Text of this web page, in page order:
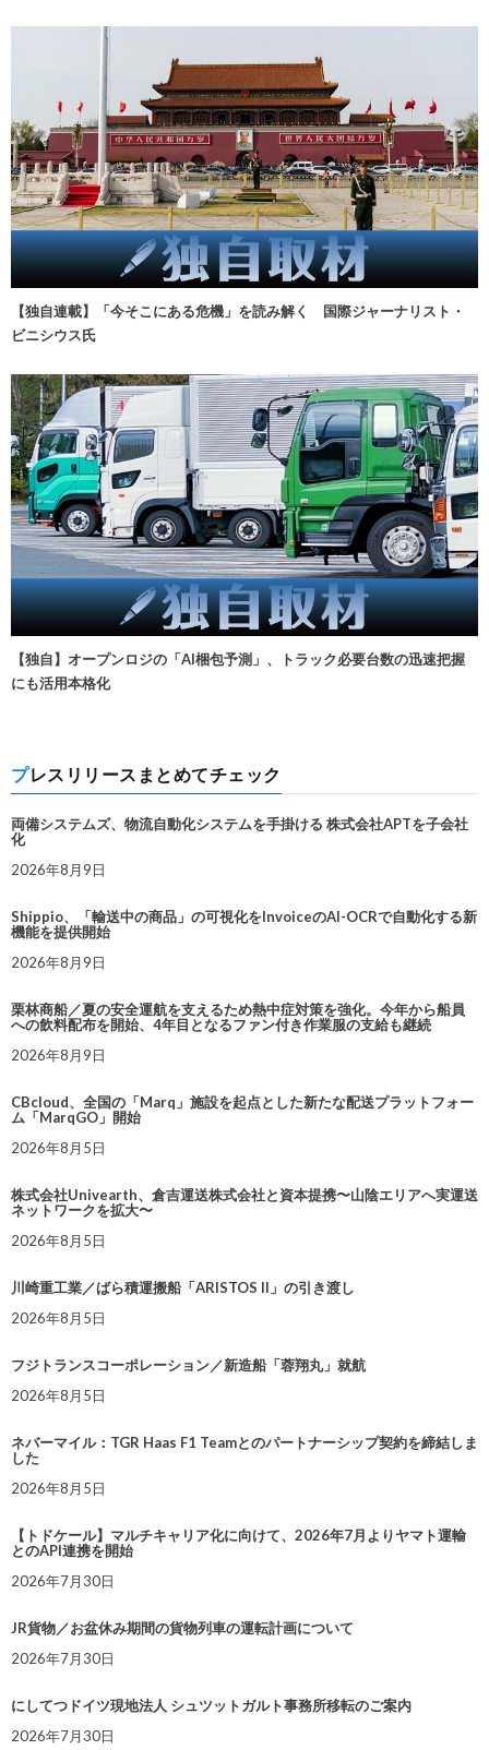
【独自連載】「今そこにある危機」を読み解く 国際ジャーナリスト・
ビニシウス氏
【独自】オープンロジの「AI梱包予測」、トラック必要台数の迅速把握
にも活用本格化
プレスリリースまとめてチェック
両備システムズ、物流自動化システムを手掛ける 株式会社APTを子会社
化
2026年8月9日
Shippio、「輸送中の商品」の可視化をInvoiceのAI-OCRで自動化する新
機能を提供開始
2026年8月9日
栗林商船／夏の安全運航を支えるため熱中症対策を強化。今年から船員
への飲料配布を開始、4年目となるファン付き作業服の支給も継続
2026年8月9日
CBcloud、全国の「Marq」施設を起点とした新たな配送プラットフォー
ム「MarqGO」開始
2026年8月5日
株式会社Univearth、倉吉運送株式会社と資本提携〜山陰エリアへ実運送
ネットワークを拡大〜
2026年8月5日
川崎重工業／ばら積運搬船「ARISTOS II」の引き渡し
2026年8月5日
フジトランスコーポレーション／新造船「蓉翔丸」就航
2026年8月5日
ネバーマイル：TGR Haas F1 Teamとのパートナーシップ契約を締結しま
した
2026年8月5日
【トドケール】マルチキャリア化に向けて、2026年7月よりヤマト運輸
とのAPI連携を開始
2026年7月30日
JR貨物／お盆休み期間の貨物列車の運転計画について
2026年7月30日
にしてつドイツ現地法人 シュツットガルト事務所移転のご案内
2026年7月30日